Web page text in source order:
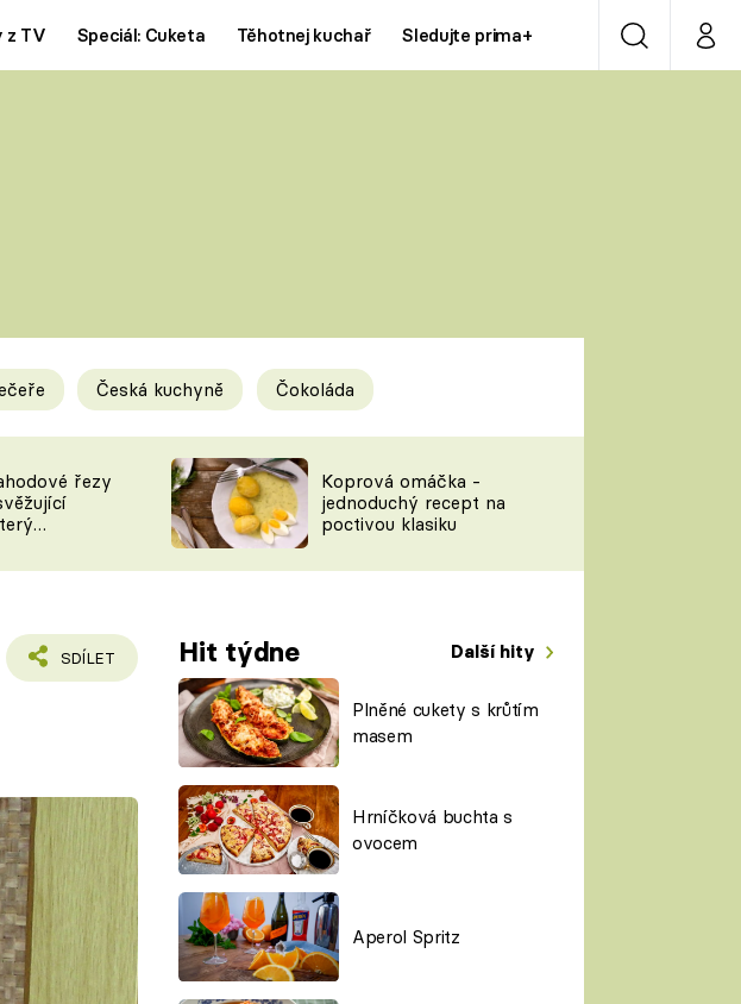
z TV Speciál: Cuketa Těhotnej kuchař Sledujte prima+ VyhledáváníMůj
Novinky
ŠÉFREDAKTORKY
ČASOPIS
Prima LAJK
Sledujte nás
Česká kuchyně Čokoláda
řezy
Koprová omáčka -
jednoduchý recept na
poctivou klasiku
SDÍLET Hit týdne Další hity
Plněné cukety s krůtím
masem
Hrníčková buchta s
ovocem
Aperol Spritz